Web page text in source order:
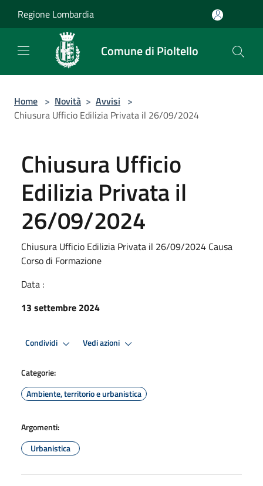
Regione Lombardia
Comune di Pioltello
Home > Novità > Avvisi >
Chiusura Ufficio Edilizia Privata il 26/09/2024
Chiusura Ufficio
Edilizia Privata il
26/09/2024
Chiusura Ufficio Edilizia Privata il 26/09/2024 Causa
Corso di Formazione
Data :
13 settembre 2024
Condividi Vedi azioni
Categorie:
Ambiente, territorio e urbanistica
Argomenti:
Urbanistica